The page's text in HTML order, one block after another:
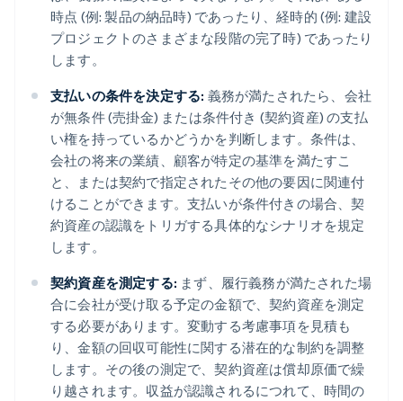
時点 (例: 製品の納品時) であったり、経時的 (例: 建設
プロジェクトのさまざまな段階の完了時) であったり
します。
支払いの条件を決定する: 義務が満たされたら、会社
が無条件 (売掛金) または条件付き (契約資産) の支払
い権を持っているかどうかを判断します。条件は、
会社の将来の業績、顧客が特定の基準を満たすこ
と、または契約で指定されたその他の要因に関連付
けることができます。支払いが条件付きの場合、契
約資産の認識をトリガする具体的なシナリオを規定
します。
契約資産を測定する: まず、履行義務が満たされた場
合に会社が受け取る予定の金額で、契約資産を測定
する必要があります。変動する考慮事項を見積も
り、金額の回収可能性に関する潜在的な制約を調整
します。その後の測定で、契約資産は償却原価で繰
り越されます。収益が認識されるにつれて、時間の